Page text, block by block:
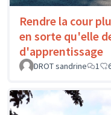
Rendre la cour
en sorte qu'elle
d'apprentissage
DROT sandrine 1